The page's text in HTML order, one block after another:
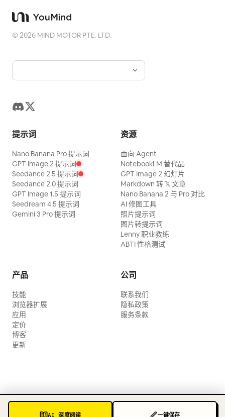
AI 深度阅读 一键保存
©2026 MIND MOTOR PTE. LTD.
提示词
Nano Banana Pro 提示词
GPT Image 2 提示词
Seedance 2.5 提示词
Seedance 2.0 提示词
GPT Image 1.5 提示词
Seedream 4.5 提示词
Gemini 3 Pro 提示词
资源
面向 Agent
NotebookLM 替代品
GPT Image 2 幻灯片
Markdown 转 𝕏 文章
Nano Banana 2 与 Pro 对比
AI 修图工具
照片提示词
图片转提示词
Lenny 职业教练
ABTI 性格测试
产品
技能
浏览器扩展
应用
定价
博客
更新
公司
联系我们
隐私政策
服务条款